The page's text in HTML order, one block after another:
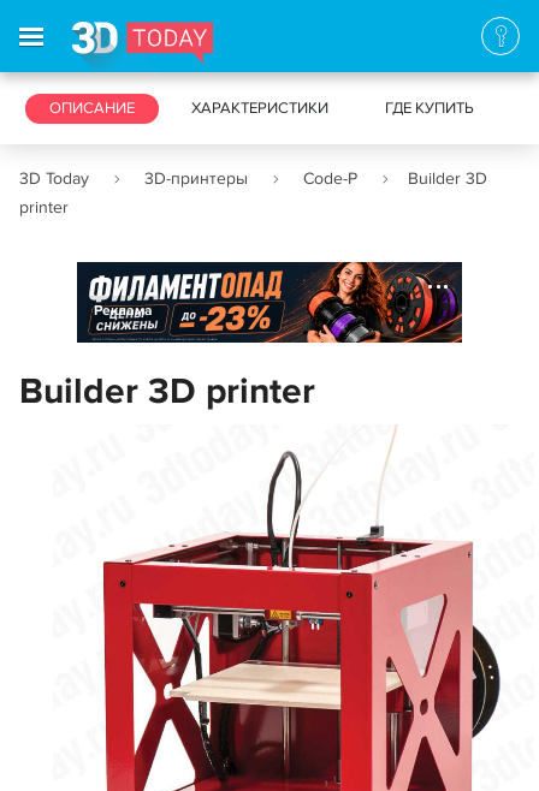
3D-ПРИНТЕРЫ 3D-СКАНЕРЫ
ОПИСАНИЕ ХАРАКТЕРИСТИКИ ГДЕ КУПИТЬ
3D Today 3D-принтеры Code-P
Builder 3D
printer
Реклама
Builder 3D printer